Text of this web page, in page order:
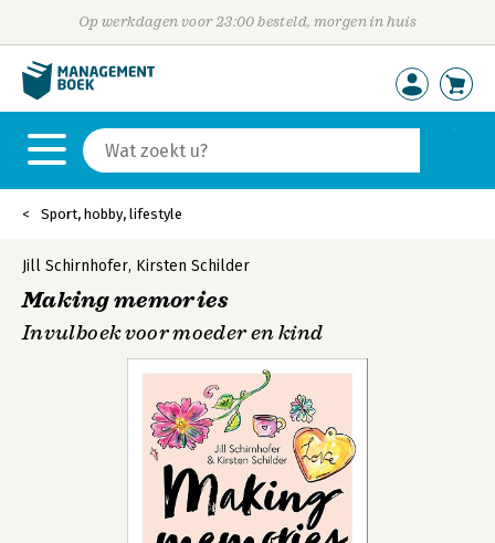
Op werkdagen voor 23:00 besteld, morgen in huis
Sport, hobby, lifestyle
Jill Schirnhofer, Kirsten Schilder
Making memories
Invulboek voor moeder en kind